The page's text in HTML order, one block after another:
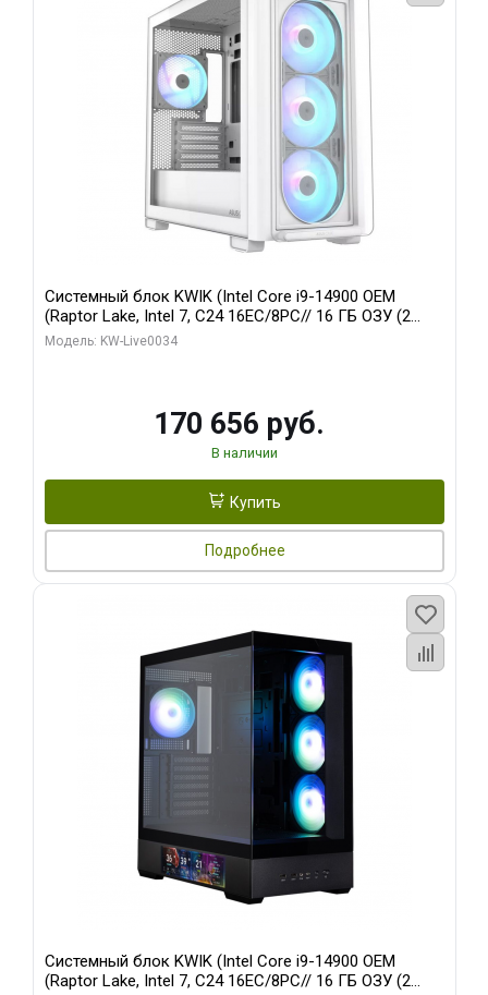
Системный блок KWIK (Intel Core i9-14900 OEM
(Raptor Lake, Intel 7, C24 16EC/8PC// 16 ГБ ОЗУ (2
модуля)/ MSI RTX5060Ti VENTUS 2X PLUS 16GB
Модель: KW-Live0034
170 656 руб.
В наличии
Купить
Подробнее
Системный блок KWIK (Intel Core i9-14900 OEM
(Raptor Lake, Intel 7, C24 16EC/8PC// 16 ГБ ОЗУ (2